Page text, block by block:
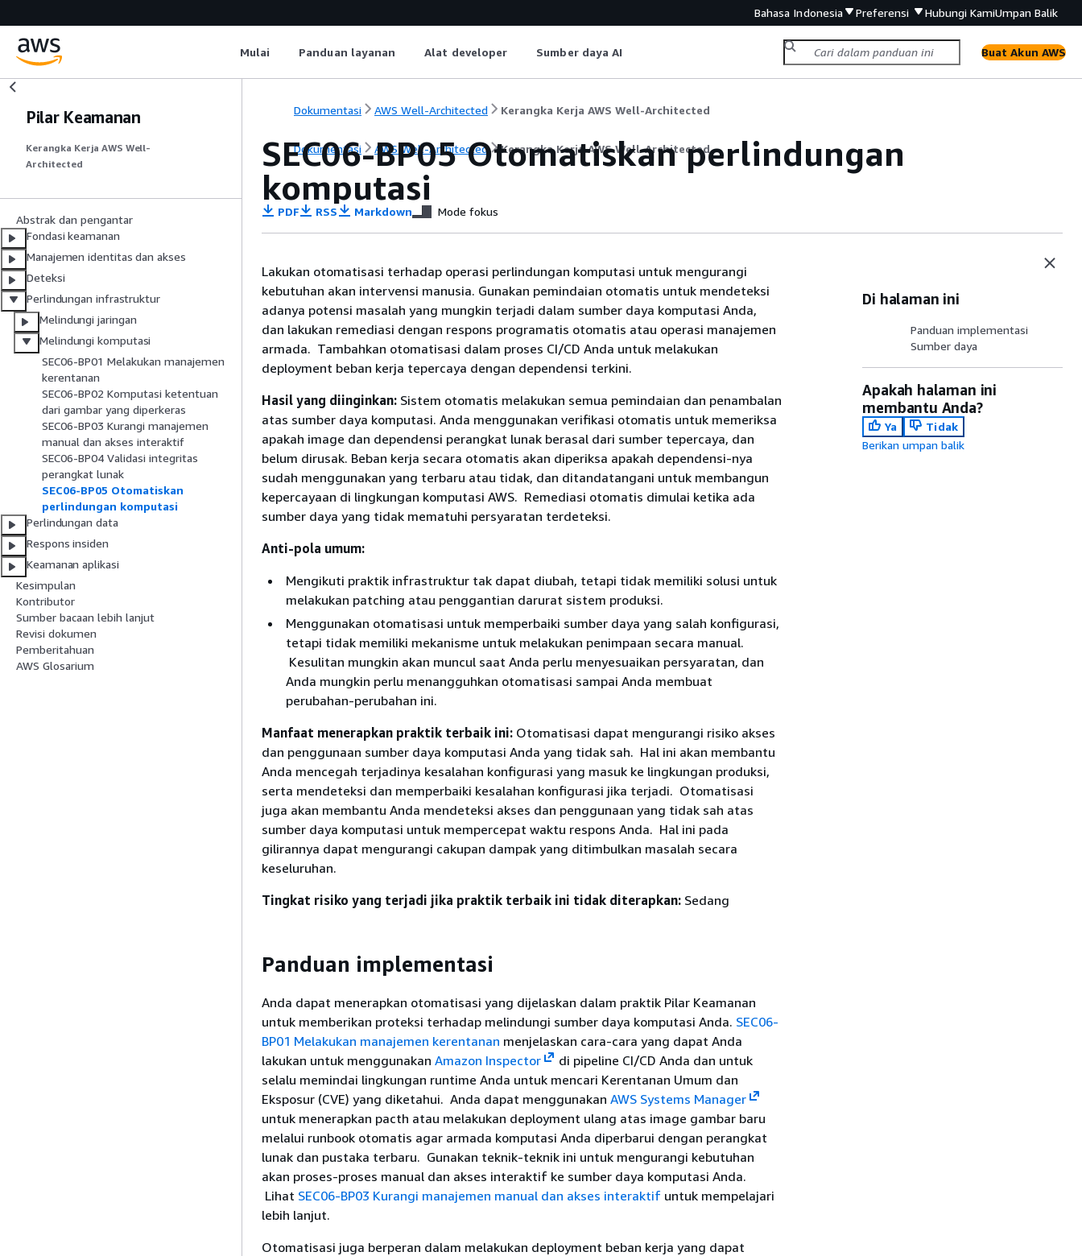
Bahasa Indonesia Preferensi Hubungi KamiUmpan Balik
Mulai Panduan layanan Alat developer Sumber daya AI Buat Akun AWS
Pilar Keamanan
Kerangka Kerja AWS Well-
Architected
Abstrak dan pengantar
Fondasi keamanan
Manajemen identitas dan akses
Deteksi
Perlindungan infrastruktur
Melindungi jaringan
Melindungi komputasi
SEC06-BP01 Melakukan manajemen
kerentanan
SEC06-BP02 Komputasi ketentuan
dari gambar yang diperkeras
SEC06-BP03 Kurangi manajemen
manual dan akses interaktif
SEC06-BP04 Validasi integritas
perangkat lunak
SEC06-BP05 Otomatiskan
perlindungan komputasi
Perlindungan data
Respons insiden
Keamanan aplikasi
Kesimpulan
Kontributor
Sumber bacaan lebih lanjut
Revisi dokumen
Pemberitahuan
AWS Glosarium
Dokumentasi AWS Well-Architected Kerangka Kerja AWS Well-Architected
Dokumentasi AWS Well-Architected Kerangka Kerja AWS Well-Architected
SEC06-BP05 Otomatiskan perlindungan
komputasi
PDF RSS Markdown Mode fokus
Lakukan otomatisasi terhadap operasi perlindungan komputasi untuk mengurangi
kebutuhan akan intervensi manusia. Gunakan pemindaian otomatis untuk mendeteksi
adanya potensi masalah yang mungkin terjadi dalam sumber daya komputasi Anda,
dan lakukan remediasi dengan respons programatis otomatis atau operasi manajemen
armada. Tambahkan otomatisasi dalam proses CI/CD Anda untuk melakukan
deployment beban kerja tepercaya dengan dependensi terkini.
Hasil yang diinginkan: Sistem otomatis melakukan semua pemindaian dan penambalan
atas sumber daya komputasi. Anda menggunakan verifikasi otomatis untuk memeriksa
apakah image dan dependensi perangkat lunak berasal dari sumber tepercaya, dan
belum dirusak. Beban kerja secara otomatis akan diperiksa apakah dependensi-nya
sudah menggunakan yang terbaru atau tidak, dan ditandatangani untuk membangun
kepercayaan di lingkungan komputasi AWS. Remediasi otomatis dimulai ketika ada
sumber daya yang tidak mematuhi persyaratan terdeteksi.
Anti-pola umum:
Mengikuti praktik infrastruktur tak dapat diubah, tetapi tidak memiliki solusi untuk
melakukan patching atau penggantian darurat sistem produksi.
Menggunakan otomatisasi untuk memperbaiki sumber daya yang salah konfigurasi,
tetapi tidak memiliki mekanisme untuk melakukan penimpaan secara manual.
Kesulitan mungkin akan muncul saat Anda perlu menyesuaikan persyaratan, dan
Anda mungkin perlu menangguhkan otomatisasi sampai Anda membuat
perubahan-perubahan ini.
Manfaat menerapkan praktik terbaik ini: Otomatisasi dapat mengurangi risiko akses
dan penggunaan sumber daya komputasi Anda yang tidak sah. Hal ini akan membantu
Anda mencegah terjadinya kesalahan konfigurasi yang masuk ke lingkungan produksi,
serta mendeteksi dan memperbaiki kesalahan konfigurasi jika terjadi. Otomatisasi
juga akan membantu Anda mendeteksi akses dan penggunaan yang tidak sah atas
sumber daya komputasi untuk mempercepat waktu respons Anda. Hal ini pada
gilirannya dapat mengurangi cakupan dampak yang ditimbulkan masalah secara
keseluruhan.
Tingkat risiko yang terjadi jika praktik terbaik ini tidak diterapkan: Sedang
Panduan implementasi
Anda dapat menerapkan otomatisasi yang dijelaskan dalam praktik Pilar Keamanan
untuk memberikan proteksi terhadap melindungi sumber daya komputasi Anda. SEC06-
BP01 Melakukan manajemen kerentanan menjelaskan cara-cara yang dapat Anda
lakukan untuk menggunakan Amazon Inspector
di pipeline CI/CD Anda dan untuk
selalu memindai lingkungan runtime Anda untuk mencari Kerentanan Umum dan
Eksposur (CVE) yang diketahui. Anda dapat menggunakan AWS Systems Manager
untuk menerapkan pacth atau melakukan deployment ulang atas image gambar baru
melalui runbook otomatis agar armada komputasi Anda diperbarui dengan perangkat
lunak dan pustaka terbaru. Gunakan teknik-teknik ini untuk mengurangi kebutuhan
akan proses-proses manual dan akses interaktif ke sumber daya komputasi Anda.
Lihat SEC06-BP03 Kurangi manajemen manual dan akses interaktif untuk mempelajari
lebih lanjut.
Otomatisasi juga berperan dalam melakukan deployment beban kerja yang dapat
Di halaman ini
Panduan implementasi
Sumber daya
Apakah halaman ini
membantu Anda?
Ya
Tidak
Berikan umpan balik